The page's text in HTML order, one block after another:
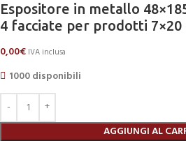
Espositore in metallo
4 facciate per prodotti 7×20
0,00€ IVA inclusa
1000 disponibili
AGGIUNGI AL